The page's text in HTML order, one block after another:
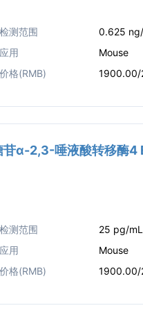
检测范围
0.625
应用
Mouse
价格(RMB)
α-2,3-唾液酸转移酶4
检测范围
25 pg/
应用
Mouse
价格(RMB)